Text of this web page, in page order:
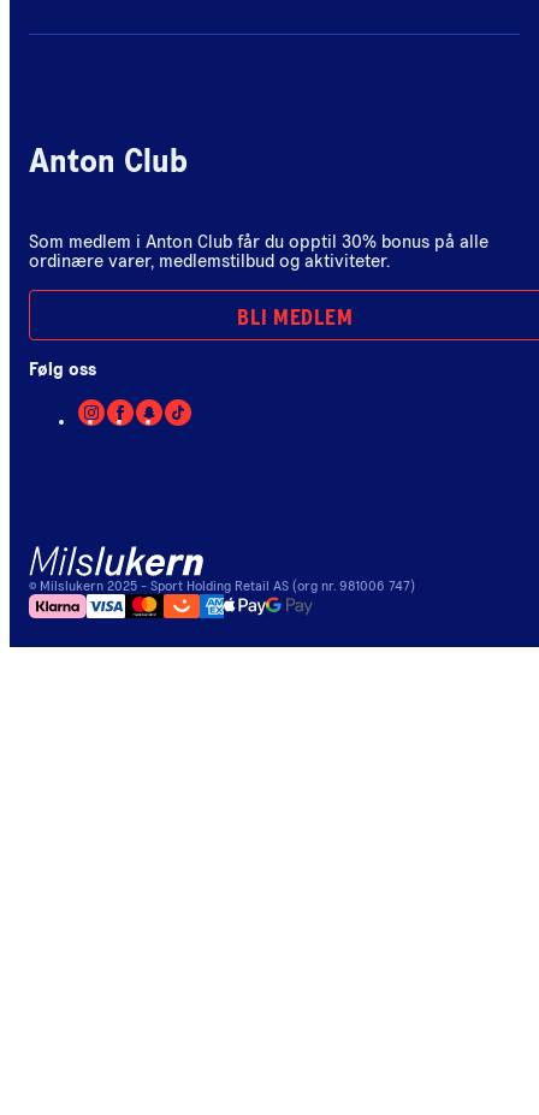
Anton Club
Som medlem i Anton Club får du opptil 30% bonus på alle
ordinære varer, medlemstilbud og aktiviteter.
BLI MEDLEM
Følg oss
© Milslukern 2025 - Sport Holding Retail AS (org nr. 981006 747)